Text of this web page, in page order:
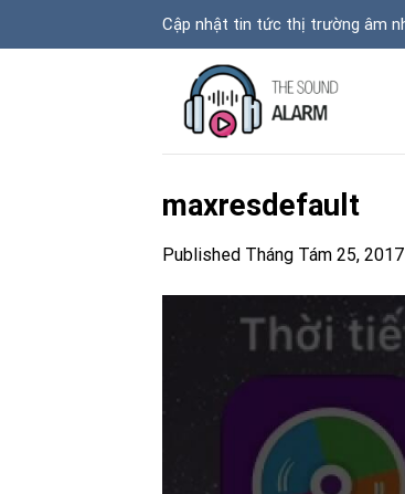
Cập nhật tin tức thị trường âm
maxresdefault
Published Tháng Tám 25, 2017